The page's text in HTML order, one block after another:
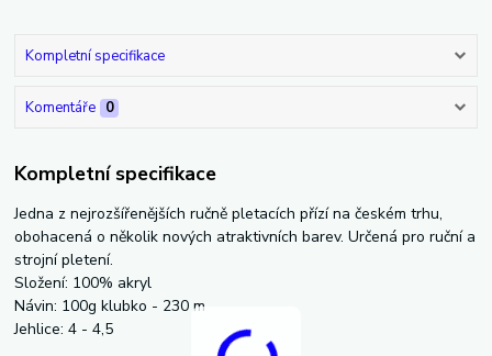
Kompletní specifikace
Komentáře 0
Kompletní specifikace
Jedna z nejrozšířenějších ručně pletacích přízí na českém trhu,
obohacená o několik nových atraktivních barev. Určená pro ruční a
strojní pletení.
Složení: 100% akryl
Návin: 100g klubko - 230 m
Jehlice: 4 - 4,5